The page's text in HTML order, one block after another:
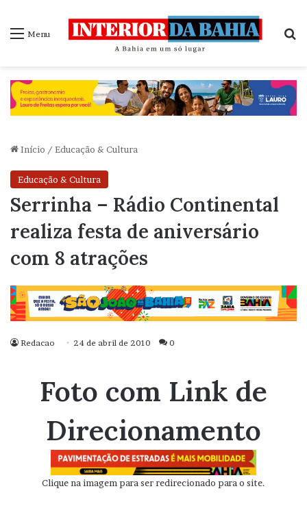
Menu
Início / Educação & Cultura
Educação & Cultura
Serrinha – Rádio Continental
realiza festa de aniversário
com 8 atrações
Redacao 24 de abril de 2010 0
Foto com Link de
Direcionamento
Clique na imagem para ser redirecionado para o site.